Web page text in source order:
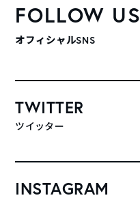
FOLLOW US
オフィシャルSNS
TWITTER
ツイッター
INSTAGRAM